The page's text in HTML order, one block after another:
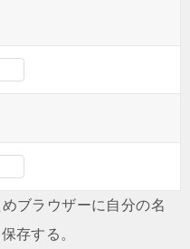
ブラウザーに自分の名
存する。